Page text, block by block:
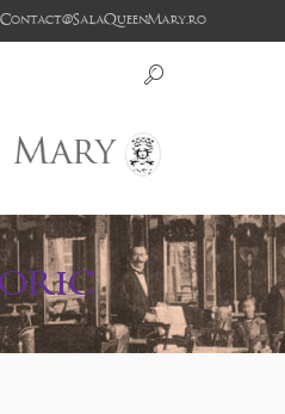
Contact@SalaQueenMary.ro